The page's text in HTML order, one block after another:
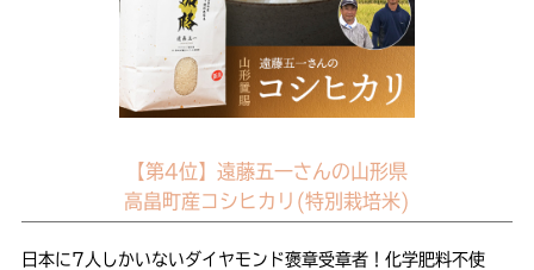
【第4位】遠藤五一さんの山形県
高畠町産コシヒカリ(特別栽培米)
日本に7人しかいないダイヤモンド褒章受章者！化学肥料不使